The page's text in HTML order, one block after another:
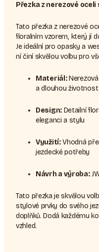
Přezka z nerezové
Tato přezka z nerezové
floralním vzorem, který jí
Je ideální pro opasky a
ní činí skvělou volbu pro
Materiál:
a dlouhou životnost
Design:Detailní
eleganci a stylu
Využití:Vhodná
jezdecké potřeby
Návrh a výroba:
Tato přezka je skvělou
stylové prvky do svého
doplňků. Dodá každému
vzhled.